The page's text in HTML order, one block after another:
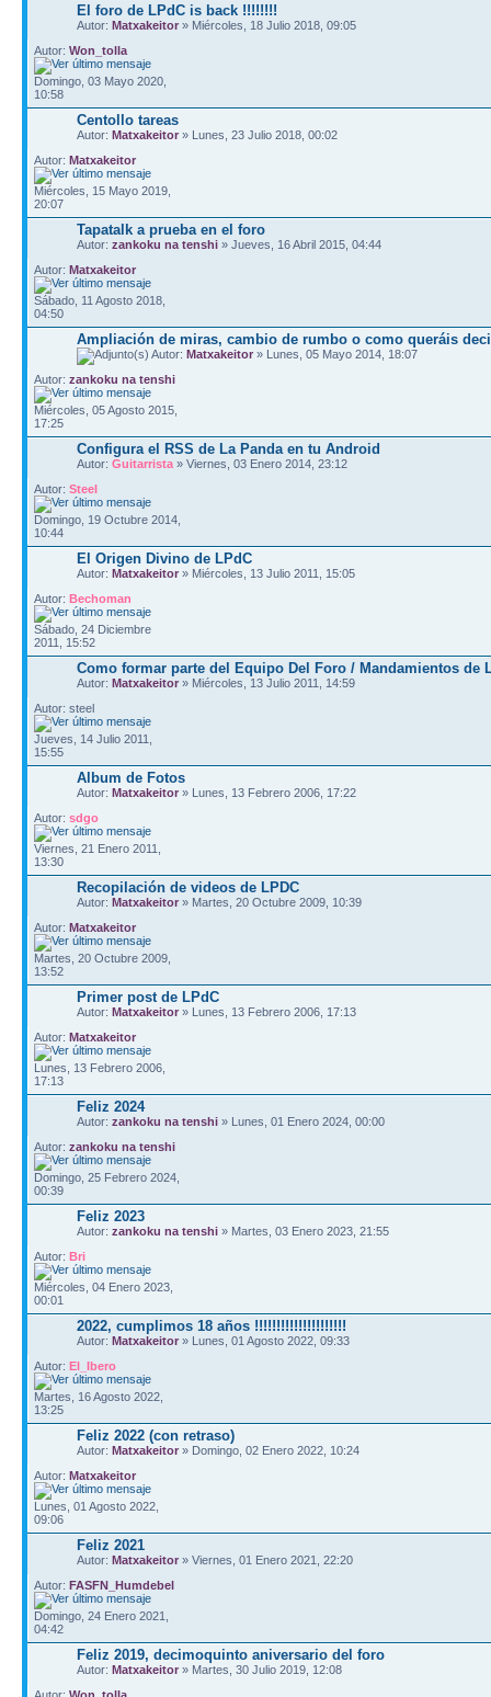
El foro de LPdC is back !!!!!!!!
Autor: Matxakeitor » Miércoles, 18 Julio 2018, 09:05
Autor: Won_tolla
Domingo, 03 Mayo 2020,
10:58
Centollo tareas
Autor: Matxakeitor » Lunes, 23 Julio 2018, 00:02
Autor: Matxakeitor
Miércoles, 15 Mayo 2019,
20:07
Tapatalk a prueba en el foro
Autor: zankoku na tenshi » Jueves, 16 Abril 2015, 04:44
Autor: Matxakeitor
Sábado, 11 Agosto 2018,
04:50
Ampliación de miras, cambio de rumbo o como queráis
Autor: Matxakeitor » Lunes, 05 Mayo 2014, 18:07
Autor: zankoku na tenshi
Miércoles, 05 Agosto 2015,
17:25
Configura el RSS de La Panda en tu Android
Autor: Guitarrista » Viernes, 03 Enero 2014, 23:12
Autor: Steel
Domingo, 19 Octubre 2014,
10:44
El Origen Divino de LPdC
Autor: Matxakeitor » Miércoles, 13 Julio 2011, 15:05
Autor: Bechoman
Sábado, 24 Diciembre
2011, 15:52
Como formar parte del Equipo Del Foro / Mandamientos de
Autor: Matxakeitor » Miércoles, 13 Julio 2011, 14:59
Autor: steel
Jueves, 14 Julio 2011,
15:55
Album de Fotos
Autor: Matxakeitor » Lunes, 13 Febrero 2006, 17:22
Autor: sdgo
Viernes, 21 Enero 2011,
13:30
Recopilación de videos de LPDC
Autor: Matxakeitor » Martes, 20 Octubre 2009, 10:39
Autor: Matxakeitor
Martes, 20 Octubre 2009,
13:52
Primer post de LPdC
Autor: Matxakeitor » Lunes, 13 Febrero 2006, 17:13
Autor: Matxakeitor
Lunes, 13 Febrero 2006,
17:13
Feliz 2024
Autor: zankoku na tenshi » Lunes, 01 Enero 2024, 00:00
Autor: zankoku na tenshi
Domingo, 25 Febrero 2024,
00:39
Feliz 2023
Autor: zankoku na tenshi » Martes, 03 Enero 2023, 21:55
Autor: Bri
Miércoles, 04 Enero 2023,
00:01
2022, cumplimos 18 años !!!!!!!!!!!!!!!!!!!!!
Autor: Matxakeitor » Lunes, 01 Agosto 2022, 09:33
Autor: El_Ibero
Martes, 16 Agosto 2022,
13:25
Feliz 2022 (con retraso)
Autor: Matxakeitor » Domingo, 02 Enero 2022, 10:24
Autor: Matxakeitor
Lunes, 01 Agosto 2022,
09:06
Feliz 2021
Autor: Matxakeitor » Viernes, 01 Enero 2021, 22:20
Autor: FASFN_Humdebel
Domingo, 24 Enero 2021,
04:42
Feliz 2019, decimoquinto aniversario del foro
Autor: Matxakeitor » Martes, 30 Julio 2019, 12:08
Autor: Won_tolla